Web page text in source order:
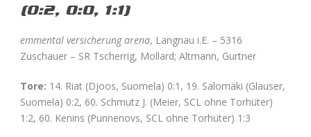
(0:2, 0:0, 1:1)
emmental versicherung arena, Langnau i.E. – 5316
Zuschauer – SR Tscherrig, Mollard; Altmann, Gurtner
Tore: 14. Riat (Djoos, Suomela) 0:1, 19. Salomäki (Glauser,
Suomela) 0:2, 60. Schmutz J. (Meier, SCL ohne Torhüter)
1:2, 60. Kenins (Punnenovs, SCL ohne Torhüter) 1:3